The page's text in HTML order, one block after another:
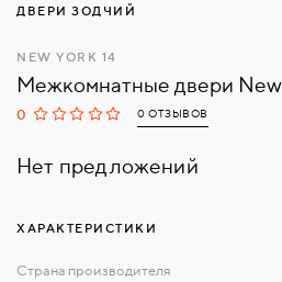
ДВЕРИ ЗОДЧИЙ
NEW YORK 14
Межкомнатные двери New
0 0 ОТЗЫВОВ
Нет предложений
ХАРАКТЕРИСТИКИ